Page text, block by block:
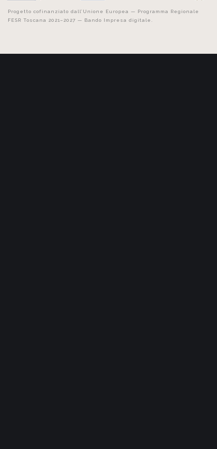
Progetto cofinanziato dall’Unione Europea — Programma Regionale
FESR Toscana 2021–2027 — Bando Impresa digitale.